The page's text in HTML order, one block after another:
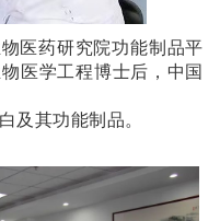
医药研究院功能制品平
医学工程博士后，中国
及其功能制品。